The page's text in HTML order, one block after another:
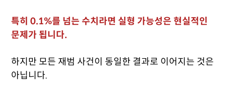
특히 0.1%를 넘는 수치라면 실형 가능성은 현실적인
문제가 됩니다.
하지만 모든 재범 사건이 동일한 결과로 이어지는 것은
아닙니다.